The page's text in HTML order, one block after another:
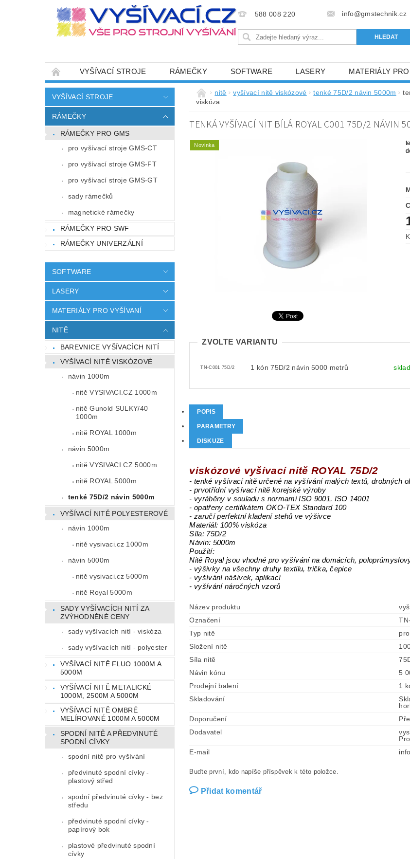
588 008 220 info@gmstechnik.cz
VYŠÍVACÍ STROJE RÁMEČKY SOFTWARE LASERY MATERIÁLY
JEHLY SADY NITÍ A STARTOVACÍ SETY PRO VYŠÍVÁNÍ BAREVNICE A KATALOGY
HOT-FIX APLIKACE ZAKÁZKOVÁ VÝROBA, SLUŽBY
CENÍK DOPRAVY (NÁKLADŮ EXPEDICE) PLATNÝ OD 6. 5.2024 OBCHODNÍ PODMÍNKY PRO
ZÁSADY OCHRANY OSOBNÍCH ÚDAJŮ
VYŠÍVACÍ STROJE
RÁMEČKY
RÁMEČKY PRO GMS
pro vyšívací stroje GMS-CT
pro vyšívací stroje GMS-FT
pro vyšívací stroje GMS-GT
sady rámečků
magnetické rámečky
RÁMEČKY PRO SWF
RÁMEČKY UNIVERZÁLNÍ
SOFTWARE
LASERY
MATERIÁLY PRO VYŠÍVANÍ
NITĚ
BAREVNICE VYŠÍVACÍCH NITÍ
VYŠÍVACÍ NITĚ VISKÓZOVÉ
návin 1000m
nitě VYSIVACI.CZ 1000m
nitě Gunold SULKY/40
1000m
nitě ROYAL 1000m
návin 5000m
nitě VYSIVACI.CZ 5000m
nitě ROYAL 5000m
tenké 75D/2 návin 5000m
VYŠÍVACÍ NITĚ POLYESTEROVÉ
návin 1000m
nitě vysivaci.cz 1000m
návin 5000m
nitě vysivaci.cz 5000m
nitě Royal 5000m
SADY VYŠÍVACÍCH NITÍ ZA
ZVÝHODNĚNÉ CENY
sady vyšívacích nití - viskóza
sady vyšívacích nití - polyester
VYŠÍVACÍ NITĚ FLUO 1000M A
5000M
VYŠÍVACÍ NITĚ METALICKÉ
1000M, 2500M A 5000M
VYŠÍVACÍ NITĚ OMBRÉ
MELÍROVANÉ 1000M A 5000M
SPODNÍ NITĚ A PŘEDVINUTÉ
SPODNÍ CÍVKY
spodní nitě pro vyšívání
předvinuté spodní cívky -
plastový střed
spodní předvinuté cívky - bez
středu
předvinuté spodní cívky -
papírový bok
plastové předvinuté spodní
cívky
nitě vyšívací nitě viskózové tenké 75D/2 návin 5000m
viskóza
TENKÁ VYŠÍVACÍ NIT BÍLÁ ROYAL C001 75D/2 NÁVIN
Novinka
ZVOLTE VARIANTU
TN-C001 75D/2 1 kón 75D/2 návin 5000 metrů
POPIS
PARAMETRY
DISKUZE
viskózové vyšívací nitě ROYAL 75D/2
- tenké vyšívací nitě určené na vyšívání malých textů, drobných
- prvotřídní vyšívací nitě korejské výroby
- vyráběny v souladu s normami ISO 9001, ISO 14001
- opatřeny certifikátem ÖKO-TEX Standard 100
- zaručí perfektní kladení stehů ve výšivce
Materiál: 100% viskóza
Síla: 75D/2
Návin: 5000m
Použití:
Nitě Royal jsou vhodné pro vyšívání na domácích,
- výšivky na všechny druhy textilu, trička, čepice
- vyšívání nášívek, aplikací
- vyšívání náročných vzorů
Název produktu
Označení
Typ nitě
Složení nitě
Síla nitě
Návin kónu
5
Prodejní balení
1
Skladování
Doporučení
Dodavatel
E-mail
Buďte první, kdo napíše příspěvek k této položce.
Přidat komentář